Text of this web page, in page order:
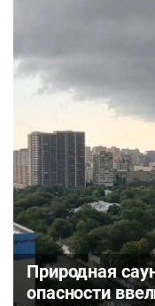
Природная
опасности